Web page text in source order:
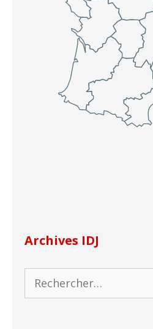
Archives IDJ
Rechercher :